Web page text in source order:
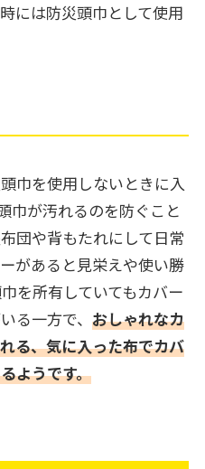
には防災頭巾として使用
巾を使用しないときに入
巾が汚れるのを防ぐこと
団や背もたれにして日常
があると見栄えや使い勝
を所有していてもカバー
る一方で、 おしゃれなカ
る、気に入った布でカバ
ようです。